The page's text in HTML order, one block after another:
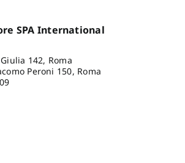
SPA International
142, Roma
Peroni 150, Roma